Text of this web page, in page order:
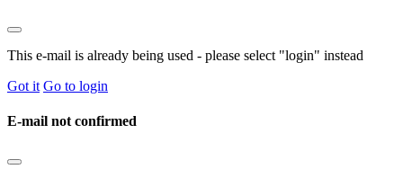
This e-mail is already being used - please select "login" instead
Got it Go to login
E-mail not confirmed